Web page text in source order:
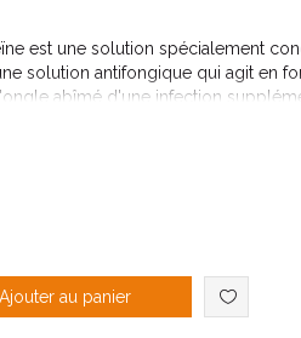
est une solution spécialement
solution antifongique qui agit en
abîmé d'une infection
au panier